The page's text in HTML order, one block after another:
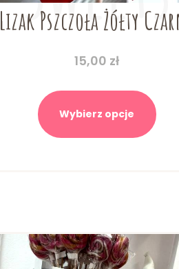
Lizak Pszczoła Żółty
15,00 zł
Wybierz opcje
ma